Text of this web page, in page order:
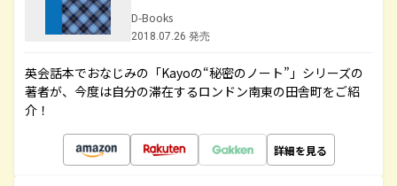
D-Books
2018.07.26 発売
英会話本でおなじみの「Kayoの“秘密のノート”」シリーズの
著者が、今度は自分の滞在するロンドン南東の田舎町をご紹
介！
詳細を見る